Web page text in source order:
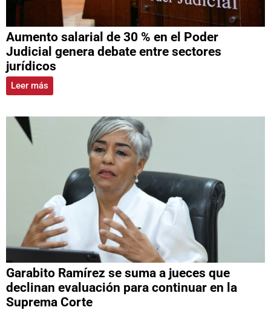
Aumento salarial de 30 % en el Poder
Judicial genera debate entre sectores
jurídicos
Leer más
Garabito Ramírez se suma a jueces que
declinan evaluación para continuar en la
Suprema Corte